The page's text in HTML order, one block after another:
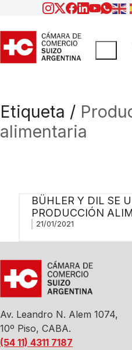
Etiqueta /
alimentaria
BÜHLER Y DIL SE
PRODUCCIÓN
21/01/2021
Av. Leandro N. Alem 1074,
10º Piso, CABA.
(54 11) 4311 7187